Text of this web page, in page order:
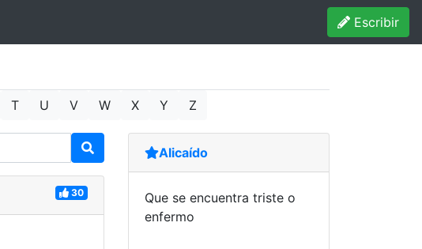
Escribir
T U V W X Y Z
30
Alicaído
Que se encuentra triste o
enfermo